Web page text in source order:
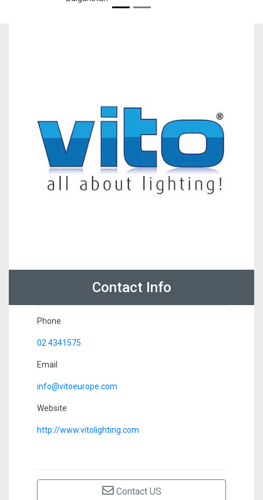
Contact Info
Phone
02 4341575
Email
info@vitoeurope.com
Website
http://www.vitolighting.com
Contact US